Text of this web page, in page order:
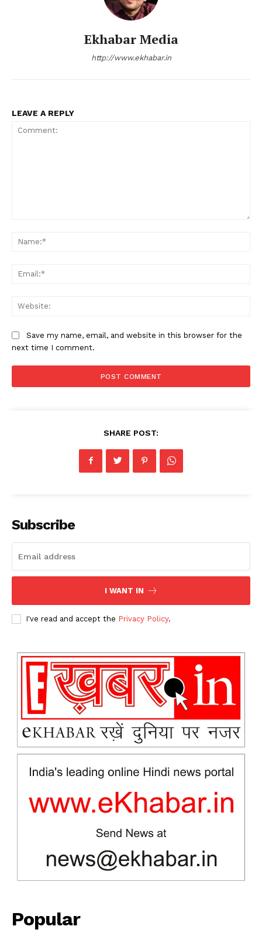
Ekhabar Media
http://www.ekhabar.in
LEAVE A REPLY
Save my name, email, and website in this browser for the
next time I comment.
SHARE POST:
Subscribe
I WANT IN
I've read and accept the Privacy Policy.
Popular